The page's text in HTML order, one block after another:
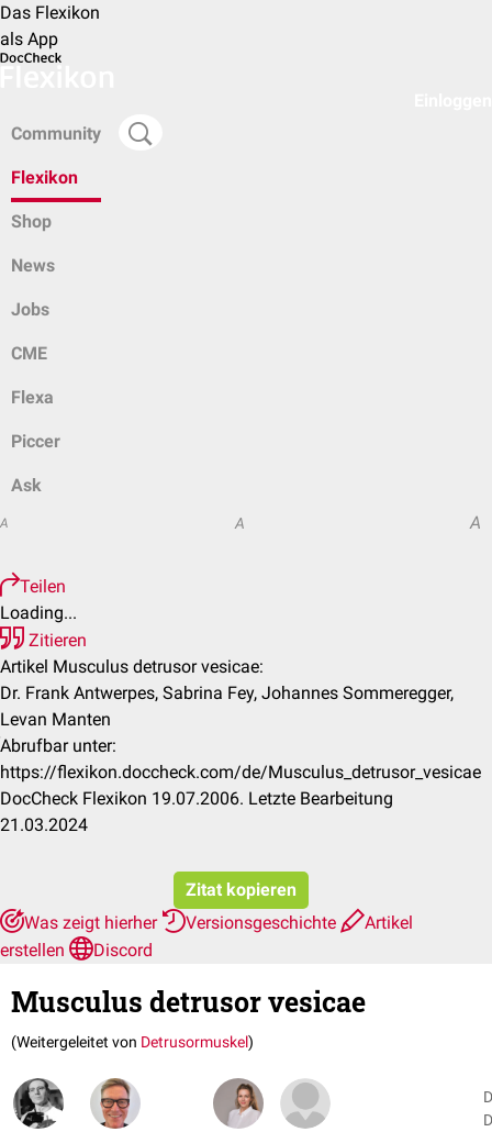
Das Flexikon
als App
Community
Flexikon
Shop
News
Jobs
CME
Flexa
Piccer
Ask
A A A
Teilen
Loading...
Zitieren
Artikel Musculus detrusor vesicae:
Dr. Frank Antwerpes, Sabrina Fey, Johannes Sommeregger,
Levan Manten
Abrufbar unter:
https://flexikon.doccheck.com/de/Musculus_detrusor_vesicae
DocCheck Flexikon 19.07.2006. Letzte Bearbeitung
21.03.2024
Zitat kopieren
Was zeigt hierher
Versionsgeschichte
Artikel
erstellen
Discord
Musculus detrusor vesicae
(Weitergeleitet von Detrusormuskel)